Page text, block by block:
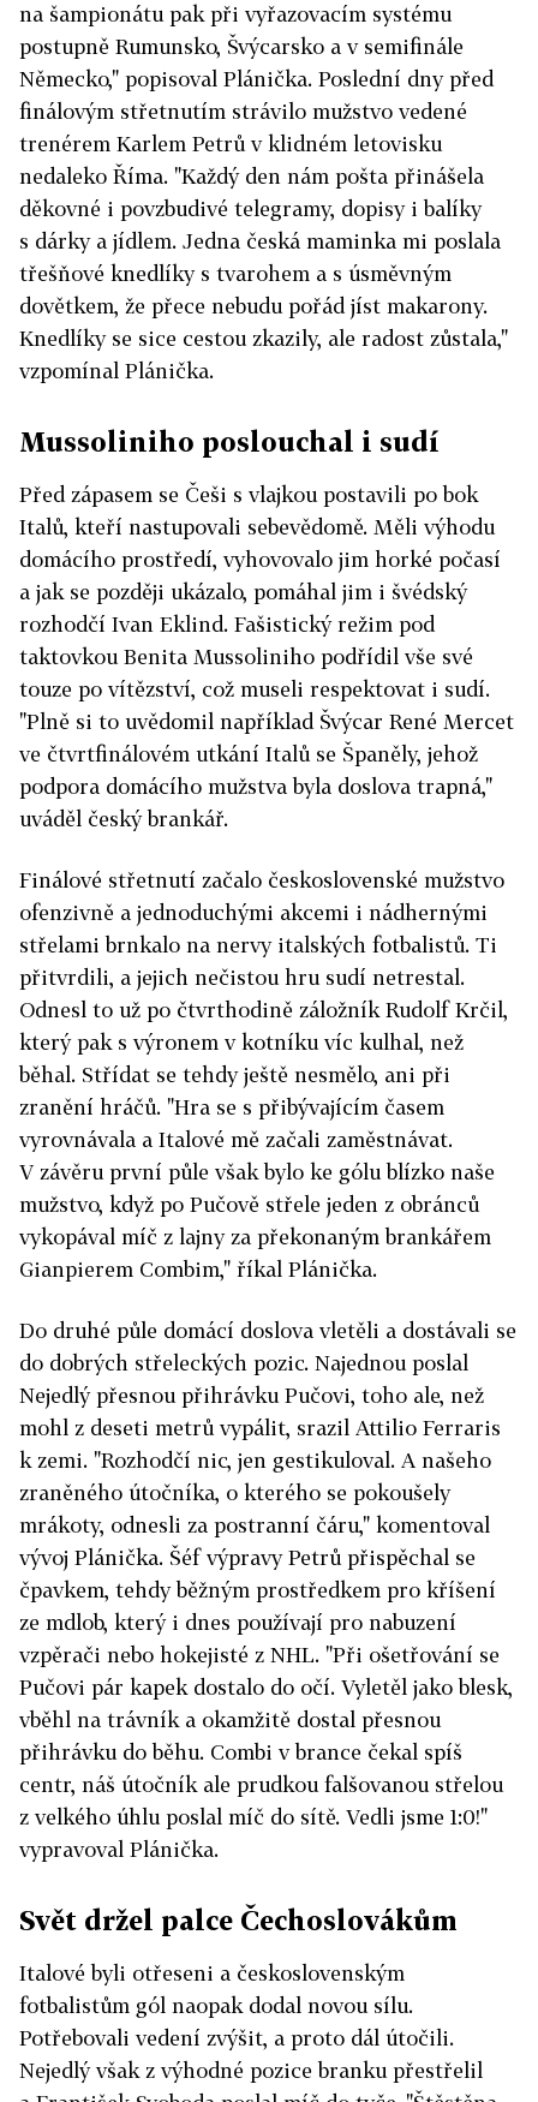
na šam­pionátu pak při vyřazovacím systému
postupně Rumunsko, Švýcarsko a v semifinále
Německo," popisoval Plánička. Poslední dny před
finálovým střetnutím strávilo mužstvo vedené
trenérem Karlem Petrů v klidném letovisku
nedaleko Říma. "Každý den nám pošta přinášela
děkovné i povzbudivé telegramy, dopisy i balíky
s dárky a jídlem. Jedna česká maminka mi poslala
třešňové knedlíky s tvarohem a s úsměvným
dovětkem, že přece nebudu pořád jíst makarony.
Knedlíky se sice cestou zkazily, ale radost zůstala,"
vzpomínal Plánička.
Mussoliniho poslouchal i sudí
Před zápasem se Češi s vlajkou postavili po bok
Italů, kteří nastupovali sebevědomě. Měli výhodu
domácího prostředí, vyhovovalo jim horké počasí
a jak se později ukázalo, pomáhal jim i švédský
rozhodčí Ivan Eklind. Fašistický režim pod
taktovkou Benita Mussoliniho podřídil vše své
touze po vítězství, což museli respektovat i sudí.
"Plně si to uvědomil například Švýcar René Mercet
ve čtvrtfinálovém utkání Italů se Španěly, jehož
podpora domácího mužstva byla doslova trapná,"
uváděl český brankář.
Finálové střetnutí začalo československé mužstvo
ofenzivně a jednoduchými akcemi i nádhernými
střelami brnkalo na nervy italských fotbalistů. Ti
přitvrdili, a jejich nečistou hru sudí netrestal.
Odnesl to už po čtvrthodině záložník Rudolf Krčil,
který pak s výronem v kotníku víc kulhal, než
běhal. Střídat se tehdy ještě nesmělo, ani při
zranění hráčů. "Hra se s přibývajícím časem
vyrovnávala a Italové mě začali zaměstnávat.
V závěru první půle však bylo ke gólu blízko naše
mužstvo, když po Pučově střele jeden z obránců
vykopával míč z lajny za překonaným brankářem
Gianpierem Combim," říkal Plánička.
Do druhé půle domácí doslova vletěli a dostávali se
do dobrých střeleckých pozic. Najednou poslal
Nejedlý přesnou přihrávku Pučovi, toho ale, než
mohl z deseti metrů vypálit, srazil Attilio Ferraris
k zemi. "Rozhodčí nic, jen gestikuloval. A našeho
zraněného útočníka, o kterého se pokoušely
mrákoty, odnesli za postranní čáru," komentoval
vývoj Plánička. Šéf výpravy Petrů přispěchal se
čpavkem, tehdy běžným prostředkem pro kříšení
ze mdlob, který i dnes používají pro nabuzení
vzpěrači nebo hokejisté z NHL. "Při ošetřování se
Pučovi pár kapek dostalo do očí. Vyletěl jako blesk,
vběhl na trávník a okamžitě dostal přesnou
přihrávku do běhu. Combi v brance čekal spíš
centr, náš útočník ale prudkou falšovanou střelou
z velkého úhlu poslal míč do sítě. Vedli jsme 1:0!"
vypravoval Plánička.
Svět držel palce Čechoslovákům
Italové byli otřeseni a československým
fotbalistům gól naopak dodal novou sílu.
Potřebovali vedení zvýšit, a proto dál útočili.
Nejedlý však z výhodné pozice branku přestřelil